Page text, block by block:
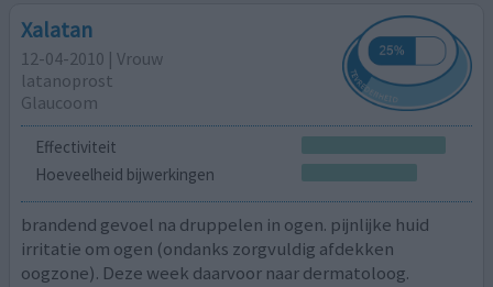
Xalatan
12-04-2010 | Vrouw
latanoprost
Glaucoom
Effectiviteit
Hoeveelheid bijwerkingen
brandend gevoel na druppelen in ogen. pijnlijke huid
irritatie om ogen (ondanks zorgvuldig afdekken
oogzone). Deze week daarvoor naar dermatoloog.